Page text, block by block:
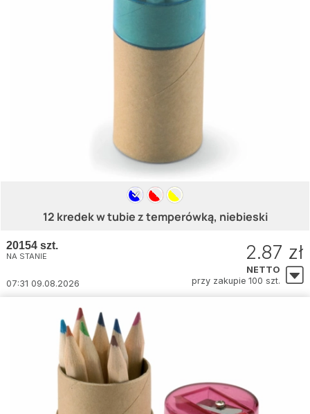
12 kredek w tubie z temperówką, niebieski
20154 szt.
NA STANIE
07:31 09.08.2026
2.87 zł
NETTO
przy zakupie 100 szt.